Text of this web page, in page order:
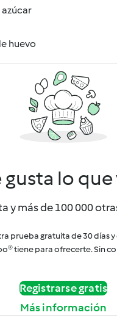
azúcar
huevo
gusta lo que
y más de 100 000
prueba gratuita de 30 días
tiene para ofrecerte. Sin
Registrarse gratis
Más información